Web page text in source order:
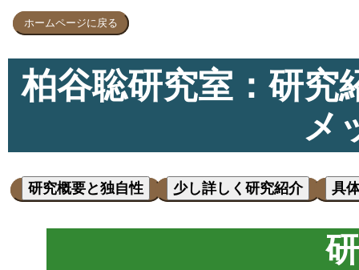
ホームページに戻る
柏谷聡研究室：研究
メ
研究概要と独自性 少し詳しく研究紹介 具